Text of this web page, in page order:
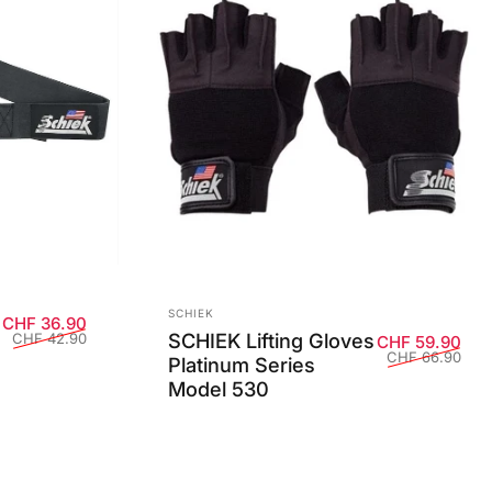
Verkaufspreis
CHF 36.90Normaler Preis
CHF 42.90
Anbieter:
SCHIEK
SCHIEK Lifting Gloves
Platinum Series
Model 530
CHF 59.90
CHF 66.90